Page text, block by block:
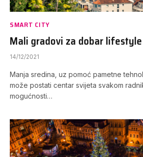
SMART CITY
Mali gradovi za dobar lifestyle
14/12/2021
Manja sredina, uz pomoć pametne
može postati centar svijeta svakom
mogućnosti…